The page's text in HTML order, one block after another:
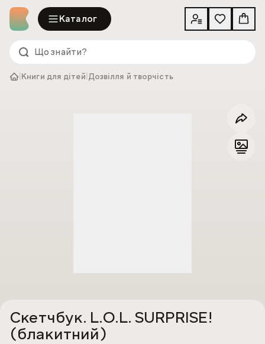
Каталог
Книги для дітей Дозвілля й творчість
Скетчбук. L.O.L. SURPRISE!
(блакитний)